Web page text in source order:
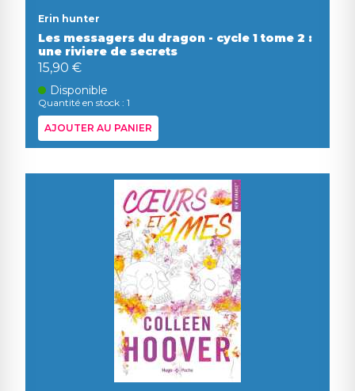
Erin hunter
Les messagers du dragon - cycle 1 tome 2 :
une riviere de secrets
15,90 €
Disponible
Quantité en stock : 1
AJOUTER AU PANIER